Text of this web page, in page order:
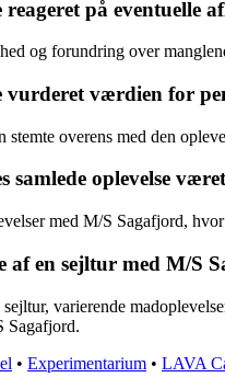
på eventuelle
og forundring over
værdien for
overens med den
oplevelse
med M/S Sagafjord,
en sejltur med M/S
varierende
Sagafjord.
• Experimentarium • LAVA